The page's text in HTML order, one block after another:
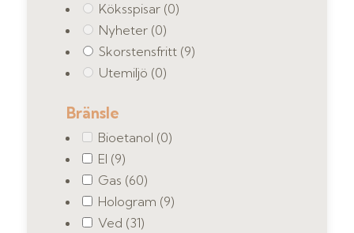
Köksspisar (0)
Nyheter (0)
Skorstensfritt (9)
Utemiljö (0)
Bränsle
Bioetanol (0)
El (9)
Gas (60)
Hologram (9)
Ved (31)